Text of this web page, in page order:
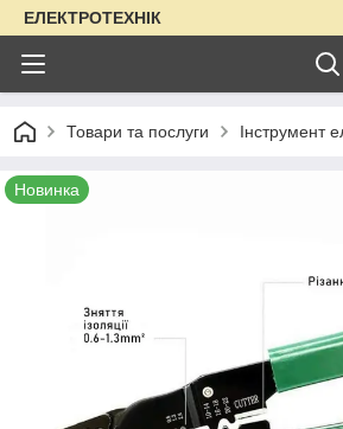
ЕЛЕКТРОТЕХНІК
Товари та послуги Інструмент
Новинка